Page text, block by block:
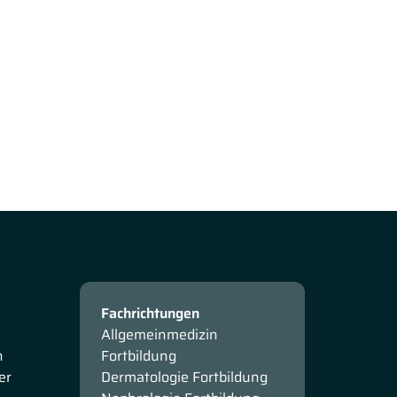
Fachrichtungen
Allgemeinmedizin
Fortbildung
Dermatologie Fortbildung